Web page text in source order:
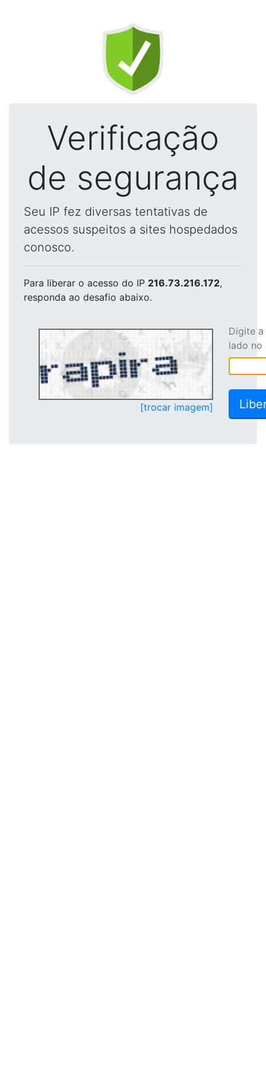
Verificação
de segurança
Seu IP fez diversas tentativas de
acessos suspeitos a sites hospedados
conosco.
Para liberar o acesso do IP 216.73.216.172,
responda ao desafio abaixo.
[trocar imagem]
Digite
lado no